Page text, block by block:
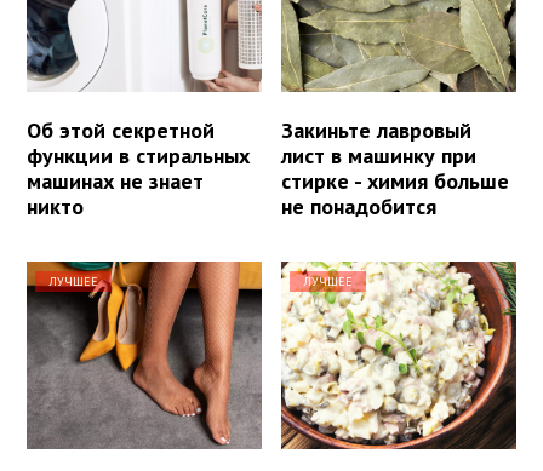
Об этой секретной
функции в стиральных
машинах не знает
никто
Закиньте лавровый
лист в машинку при
стирке - химия больше
не понадобится
ЛУЧШЕЕ ЛУЧШЕЕ